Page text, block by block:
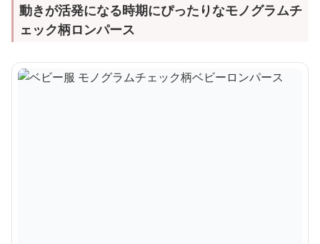
動きが活発になる時期にぴったりなモノグラムチ
ェック柄ロンパース